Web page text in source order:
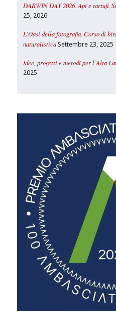
DARWIN DAY 2026. Api e tartufi.
25, 2026
L’Oasi della fotografia. Corso di
naturalistica Settembre 23, 2025
Idee, progetti e metodi per l’Alta
2025